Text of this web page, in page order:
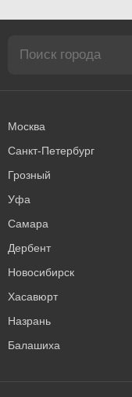
Москва
Санкт-Петербург
Грозный
Уфа
Самара
Дербент
Новосибирск
Хасавюрт
Назрань
Балашиха